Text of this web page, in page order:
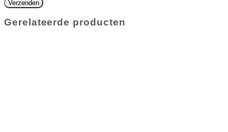
Gerelateerde producten